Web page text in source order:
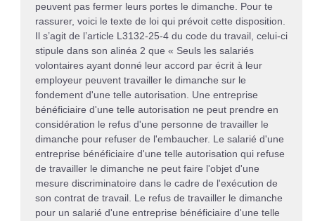
peuvent pas fermer leurs portes le dimanche. Pour te
rassurer, voici le texte de loi qui prévoit cette disposition.
Il s’agit de l’article L3132-25-4 du code du travail, celui-ci
stipule dans son alinéa 2 que « Seuls les salariés
volontaires ayant donné leur accord par écrit à leur
employeur peuvent travailler le dimanche sur le
fondement d'une telle autorisation. Une entreprise
bénéficiaire d'une telle autorisation ne peut prendre en
considération le refus d'une personne de travailler le
dimanche pour refuser de l'embaucher. Le salarié d'une
entreprise bénéficiaire d'une telle autorisation qui refuse
de travailler le dimanche ne peut faire l'objet d'une
mesure discriminatoire dans le cadre de l'exécution de
son contrat de travail. Le refus de travailler le dimanche
pour un salarié d'une entreprise bénéficiaire d'une telle